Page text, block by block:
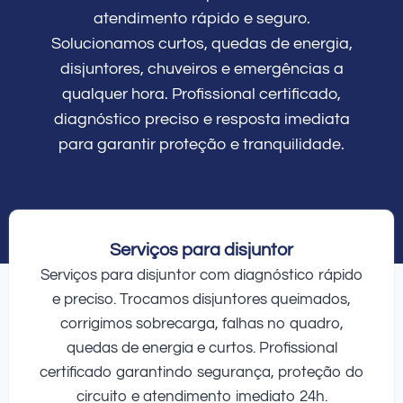
atendimento rápido e seguro.
Solucionamos curtos, quedas de energia,
disjuntores, chuveiros e emergências a
qualquer hora. Profissional certificado,
diagnóstico preciso e resposta imediata
para garantir proteção e tranquilidade.
Serviços para disjuntor
Serviços para disjuntor com diagnóstico rápido
e preciso. Trocamos disjuntores queimados,
corrigimos sobrecarga, falhas no quadro,
quedas de energia e curtos. Profissional
certificado garantindo segurança, proteção do
circuito e atendimento imediato 24h.